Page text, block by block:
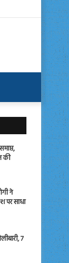
की
ने
पर साधा
7